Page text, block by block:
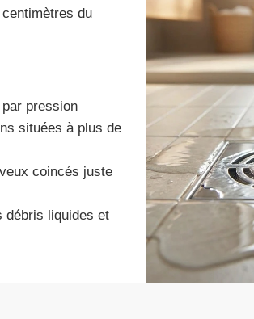
du
pression
situées à plus de
coincés juste
débris liquides et